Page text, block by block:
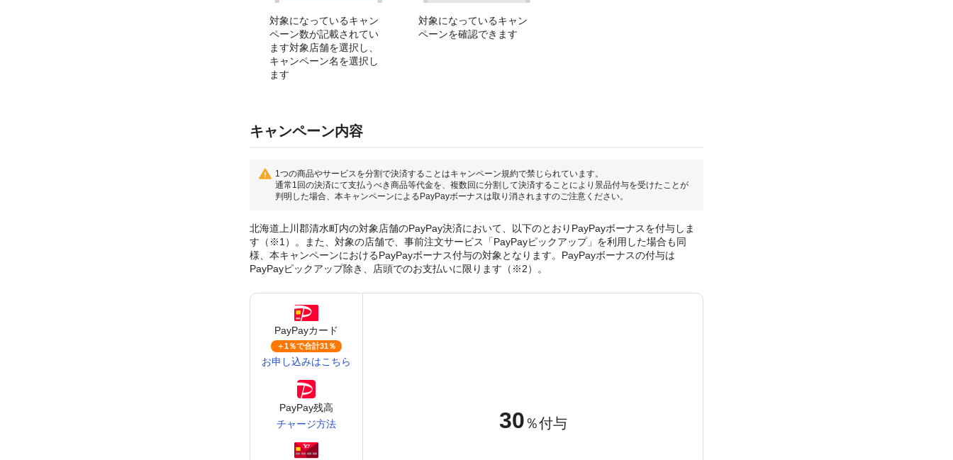
対象になっているキャン
ペーン数が記載されてい
ます対象店舗を選択し、
キャンペーン名を選択し
ます
対象になっているキャン
ペーンを確認できます
キャンペーン内容
1つの商品やサービスを分割で決済することはキャンペーン規約で禁じられています。
通常1回の決済にて支払うべき商品等代金を、複数回に分割して決済することにより景品付与を受けたことが
判明した場合、本キャンペーンによるPayPayボーナスは取り消されますのご注意ください。
北海道上川郡清水町内の対象店舗のPayPay決済において、以下のとおりPayPayボーナスを付与しま
す（※1）。また、対象の店舗で、事前注文サービス「PayPayピックアップ」を利用した場合も同
様、本キャンペーンにおけるPayPayボーナス付与の対象となります。PayPayボーナスの付与は
PayPayピックアップ除き、店頭でのお支払いに限ります（※2）。
PayPayカード
＋1％で合計31％
お申し込みはこちら
PayPay残高
チャージ方法
30 ％付与